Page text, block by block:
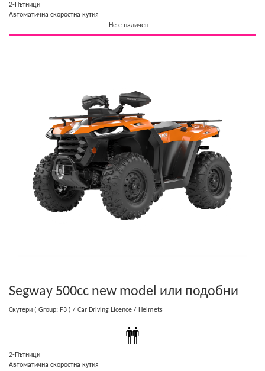
2-Пътници
Автоматична скоростна кутия
Не е наличен
Segway 500cc new model или подобни
Скутери ( Group: F3 ) / Car Driving Licence / Helmets
2-Пътници
Автоматична скоростна кутия